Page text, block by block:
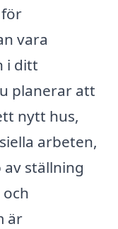
vara
i ditt
planerar att
nytt hus,
arbeten,
ställning
är